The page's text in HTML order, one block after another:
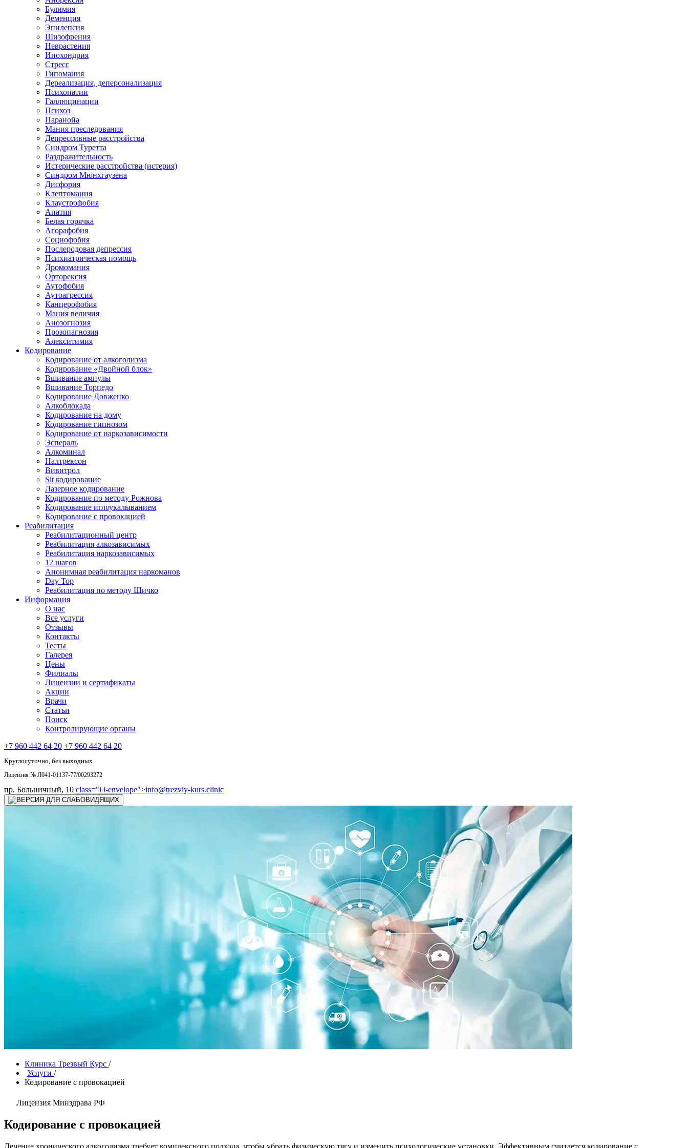
Булимия
Деменция
Эпилепсия
Шизофрения
Неврастения
Ипохондрия
Стресс
Гипомания
Дереализация, деперсонализация
Психопатии
Галлюцинации
Психоз
Паранойа
Мания преследования
Депрессивные расстройства
Синдром Туретта
Раздражительность
Истерические расстройства (истерия)
Синдром Мюнхгаузена
Дисфория
Клептомания
Клаустрофобия
Апатия
Белая горячка
Агорафобия
Социофобия
Послеродовая депрессия
Психиатрическая помощь
Дромомания
Орторексия
Аутофобия
Аутоагрессия
Канцерофобия
Мания величия
Анозогнозия
Прозопагнозия
Алекситимия
Кодирование
Кодирование от алкоголизма
Кодирование «Двойной блок»
Вшивание ампулы
Вшивание Торпедо
Кодирование Довженко
Алкоблокада
Кодирование на дому
Кодирование гипнозом
Кодирование от наркозависимости
Эспераль
Алкоминал
Налтрексон
Вивитрол
Sit кодирование
Лазерное кодирование
Кодирование по методу Рожнова
Кодирование иглоукалыванием
Кодирование с провокацией
Реабилитация
Реабилитационный центр
Реабилитация алкозависимых
Реабилитация наркозависимых
12 шагов
Анонимная реабилитация наркоманов
Day Top
Реабилитация по методу Шичко
Информация
О нас
Все услуги
Отзывы
Контакты
Тесты
Галерея
Цены
Филиалы
Лицензии и сертификаты
Акции
Врачи
Статьи
Поиск
Контролирующие органы
+7 960 442 64 20 +7 960 442 64 20
Круглосуточно, без выходных
Лицензия № Л041-01137-77/00293272
пр. Больничный, 10 class="i i-envelope">info@trezviy-kurs.clinic
Клиника Трезвый Курс /
Услуги /
Кодирование с провокацией
Лицензия Минздрава РФ
Кодирование с провокацией
Лечение хронического алкоголизма требует комплексного подхода, чтобы убрать физическую тягу и изменить психологические установки. Эффективным считается кодирование с